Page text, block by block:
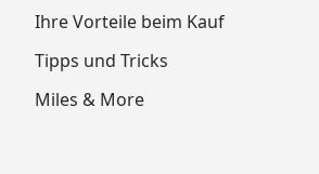
Ihre Vorteile beim Kauf
Tipps und Tricks
Miles & More